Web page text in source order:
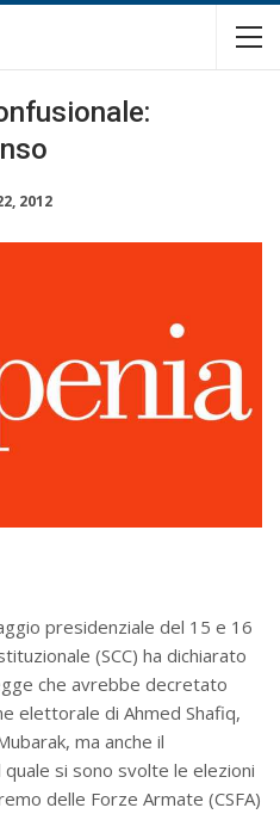
2012
presidenziale del 15 e 16
(SCC) ha dichiarato
che avrebbe decretato
elettorale di Ahmed Shafiq,
ma anche il
si sono svolte le elezioni
delle Forze Armate (CSFA)